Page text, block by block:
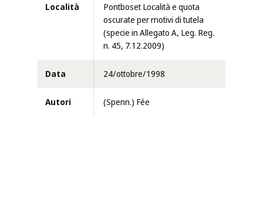
Località
Pontboset Località e quota
oscurate per motivi di tutela
(specie in Allegato A, Leg. Reg.
n. 45, 7.12.2009)
Data 24/ottobre/1998
Autori (Spenn.) Fée